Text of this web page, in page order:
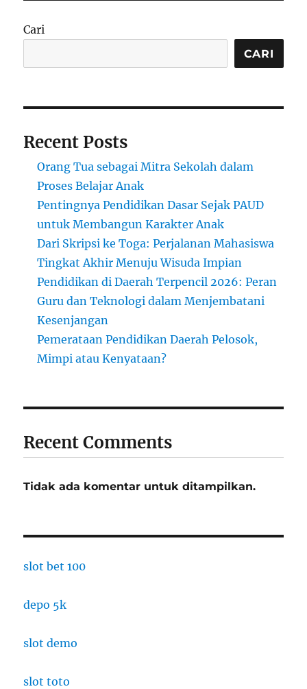
Pendidikan
Era
Cari
CARI
Recent Posts
Orang Tua sebagai Mitra Sekolah dalam
Proses Belajar Anak
Pentingnya Pendidikan Dasar Sejak PAUD
untuk Membangun Karakter Anak
Dari Skripsi ke Toga: Perjalanan Mahasiswa
Tingkat Akhir Menuju Wisuda Impian
Pendidikan di Daerah Terpencil 2026: Peran
Guru dan Teknologi dalam Menjembatani
Kesenjangan
Pemerataan Pendidikan Daerah Pelosok,
Mimpi atau Kenyataan?
Recent Comments
Tidak ada komentar untuk ditampilkan.
slot bet 100
depo 5k
slot demo
slot toto